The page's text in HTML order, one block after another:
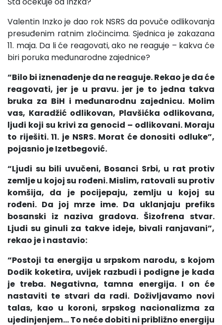
Valentin Inzko je dao rok NSRS da povuče odlikovanja
presuđenim ratnim zločincima. Sjednica je zakazana
11. maja. Da li će reagovati, ako ne reaguje – kakva će
biri poruka međunarodne zajednice?
“Bilo bi iznenađenje da ne reaguje. Rekao je da će
reagovati, jer je u pravu. jer je to jedna takva
bruka za BiH i međunarodnu zajednicu. Molim
vas, Karadžić odlikovan, Plavšićka odlikovana,
ljudi koji su krivi za genocid – odlikovani. Moraju
to riješiti. 11. je NSRS. Morat će donositi odluke”,
pojasnio je Izetbegović.
“Ljudi su bili uvučeni, Bosanci Srbi, u rat protiv
zemlje u kojoj su rođeni. Mislim, ratovali su protiv
komšija, da je pocijepaju, zemlju u kojoj su
rođeni. Da joj mrze ime. Da uklanjaju prefiks
bosanski iz naziva gradova. Šizofrena stvar.
Ljudi su ginuli za takve ideje, bivali ranjavani”,
rekao je i nastavio:
“Postoji ta energija u srpskom narodu, s kojom
Dodik koketira, uvijek razbudi i podigne je kada
je treba. Negativna, tamna energija. I on će
nastaviti te stvari da radi. Doživljavamo novi
talas, kao u koroni, srpskog nacionalizma za
ujedinjenjem… To neće dobiti ni približno energiju